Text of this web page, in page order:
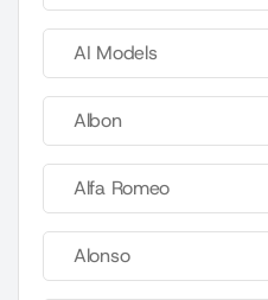
AI Models
Albon
Alfa Romeo
Alonso